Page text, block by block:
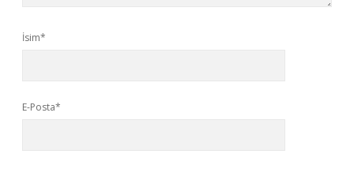
İsim*
E-Posta*